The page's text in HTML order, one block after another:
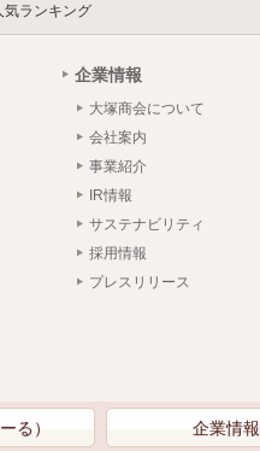
気ランキング
企業情報
大塚商会について
会社案内
事業紹介
IR情報
サステナビリティ
採用情報
プレスリリース
る） 企業情報